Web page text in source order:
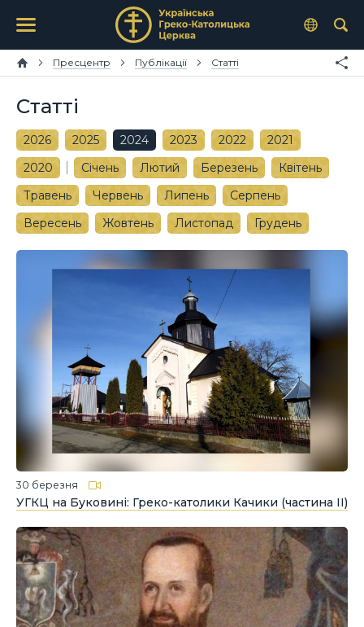
Пресцентр Публікації Статті
Статті
2026 2025 2024 2023 2022
2021
2020
Січень Лютий Березень
Квітень
Травень
Червень Липень
Серпень
Вересень
Жовтень Листопад Грудень
30 березня
УГКЦ на Буковині: Греко-католики Качики (частина ІІ)